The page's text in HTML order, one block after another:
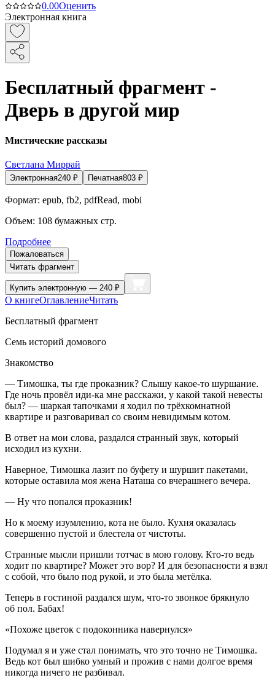
0.00Оценить
Электронная книга
Бесплатный фрагмент -
Дверь в другой мир
Мистические рассказы
Светлана Миррай
Электронная240 ₽ Печатная803 ₽
Формат: epub, fb2, pdfRead, mobi
Объем: 108 бумажных стр.
Подробнее
Пожаловаться
Читать фрагмент
Купить электронную — 240 ₽
О книгеОглавлениеЧитать
Бесплатный фрагмент
Семь историй домового
Знакомство
— Тимошка, ты где проказник? Слышу какое-то шуршание.
Где ночь провёл иди-ка мне расскажи, у какой такой невесты
был? — шаркая тапочками я ходил по трёхкомнатной
квартире и разговаривал со своим невидимым котом.
В ответ на мои слова, раздался странный звук, который
исходил из кухни.
Наверное, Тимошка лазит по буфету и шуршит пакетами,
которые оставила моя жена Наташа со вчерашнего вечера.
— Ну что попался проказник!
Но к моему изумлению, кота не было. Кухня оказалась
совершенно пустой и блестела от чистоты.
Странные мысли пришли тотчас в мою голову. Кто-то ведь
ходит по квартире? Может это вор? И для безопасности я взял
с собой, что было под рукой, и это была метёлка.
Теперь в гостиной раздался шум, что-то звонкое брякнуло
об пол. Бабах!
«Похоже цветок с подоконника навернулся»
Подумал я и уже стал понимать, что это точно не Тимошка.
Ведь кот был шибко умный и прожив с нами долгое время
никогда ничего не разбивал.